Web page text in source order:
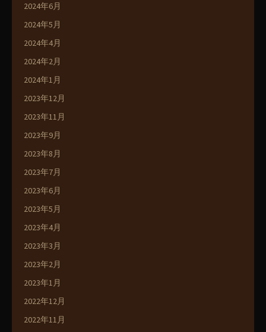
2024年6月
2024年5月
2024年4月
2024年2月
2024年1月
2023年12月
2023年11月
2023年9月
2023年8月
2023年7月
2023年6月
2023年5月
2023年4月
2023年3月
2023年2月
2023年1月
2022年12月
2022年11月